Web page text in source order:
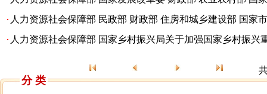
人力资源社会保障部 民政部 财政部 住房和城乡建设部 国家
人力资源社会保障部 国家乡村振兴局关于加强国家乡村振兴
分 类